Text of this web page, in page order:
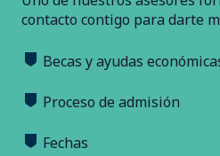
contacto contigo para darte
Becas y ayudas
Proceso de admisión
Fechas